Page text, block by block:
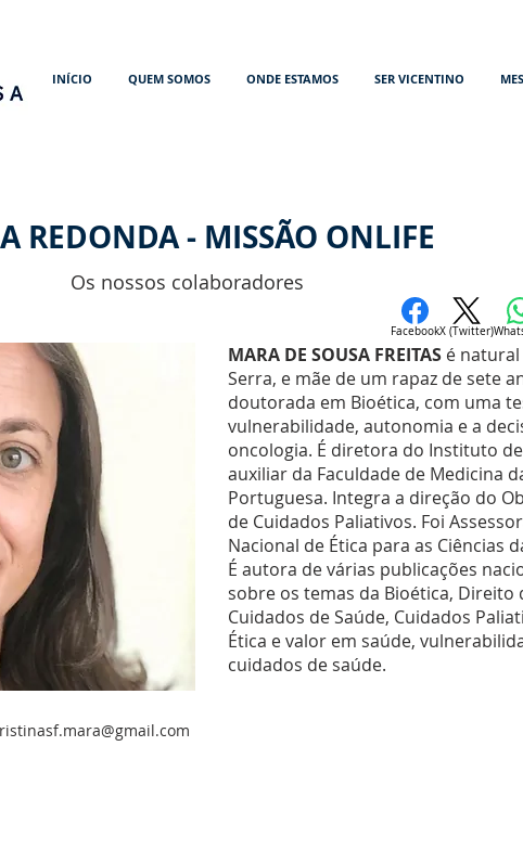
INÍCIO QUEM SOMOS ONDE ESTAMOS SER VICENTINO
REDONDA - MISSÃO ONLIFE
Os nossos colaboradores
FacebookX (Twitter)
MARA DE SOUSA FREITAS é
Serra, e mãe de um rapaz de sete
doutorada em Bioética, com uma
vulnerabilidade, autonomia e a
oncologia. É diretora do Instituto
auxiliar da Faculdade de Medicina
Portuguesa. Integra a direção do
de Cuidados Paliativos. Foi
Nacional de Ética para as Ciências
É autora de várias publicações
sobre os temas da Bioética, Direito
Cuidados de Saúde, Cuidados
Ética e valor em saúde,
cuidados de saúde.